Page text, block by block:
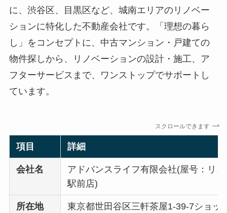
に、渋谷区、目黒区など、城南エリアのリノベー
ションに特化した不動産会社です。「理想の暮ら
し」をコンセプトに、中古マンション・戸建ての
物件探しから、リノベーションの設計・施工、ア
フターサービスまで、ワンストップでサポートし
ています。
スクロールできます
項目 詳細
会社名
アドバンスライフ有限会社(屋号：リ
駅前店)
所在地 東京都世田谷区三軒茶屋1-39-7ショッ